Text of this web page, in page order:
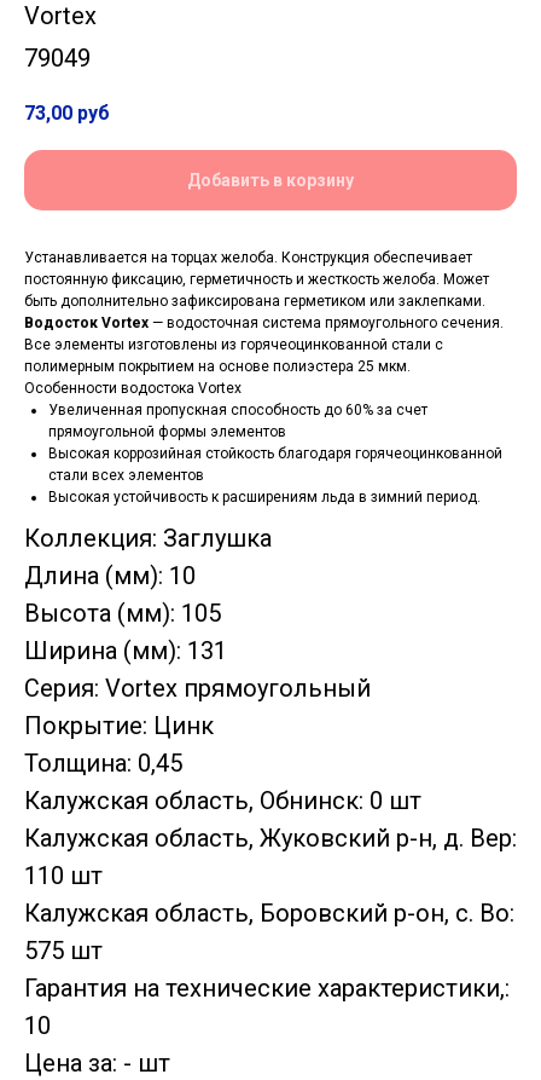
Vortex
79049
73,00 руб
Добавить в корзину
Устанавливается на торцах желоба. Конструкция обеспечивает
постоянную фиксацию, герметичность и жесткость желоба. Может
быть дополнительно зафиксирована герметиком или заклепками.
Водосток Vortex — водосточная система прямоугольного сечения.
Все элементы изготовлены из горячеоцинкованной стали с
полимерным покрытием на основе полиэстера 25 мкм.
Особенности водостока Vortex
Увеличенная пропускная способность до 60% за счет
прямоугольной формы элементов
Высокая коррозийная стойкость благодаря горячеоцинкованной
стали всех элементов
Высокая устойчивость к расширениям льда в зимний период.
Коллекция: Заглушка
Длина (мм): 10
Высота (мм): 105
Ширина (мм): 131
Серия: Vortex прямоугольный
Покрытие: Цинк
Толщина: 0,45
Калужская область, Обнинск: 0 шт
Калужская область, Жуковский р-н, д. Вер:
110 шт
Калужская область, Боровский р-он, с. Во:
575 шт
Гарантия на технические характеристики,:
10
Цена за: - шт